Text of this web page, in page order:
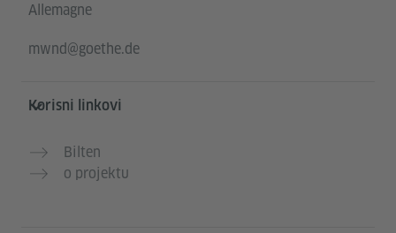
Allemagne
mwnd@goethe.de
Korisni linkovi
Bilten
o projektu